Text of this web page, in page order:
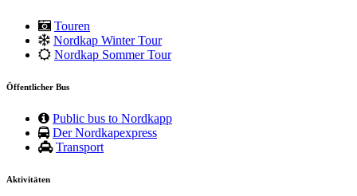
Touren
Nordkap Winter Tour
Nordkap Sommer Tour
Öffentlicher Bus
Public bus to Nordkapp
Der Nordkapexpress
Transport
Aktivitäten